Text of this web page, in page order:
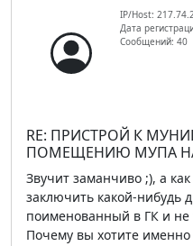
IP/Host:
Дата
Сообщений: 40
RE: ПРИСТРОЙ К
ПОМЕЩЕНИЮ МУПА
Звучит заманчиво ;), а
заключить какой-нибудь
поименованный в ГК и
Почему вы хотите